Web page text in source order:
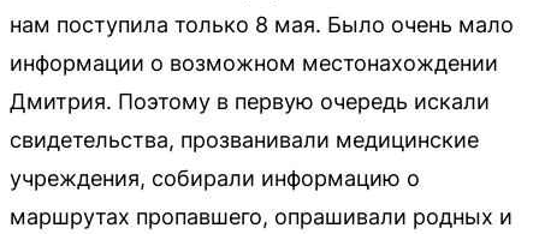
нам поступила только 8 мая. Было очень мало
информации о возможном местонахождении
Дмитрия. Поэтому в первую очередь искали
свидетельства, прозванивали медицинские
учреждения, собирали информацию о
маршрутах пропавшего, опрашивали родных и